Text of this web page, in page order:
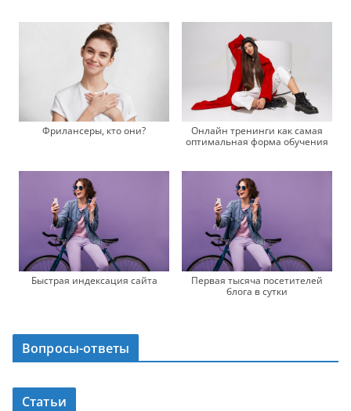
Фрилансеры, кто они?
Онлайн тренинги как самая
оптимальная форма обучения
Быстрая индексация сайта
Первая тысяча посетителей
блога в сутки
Вопросы-ответы
Статьи